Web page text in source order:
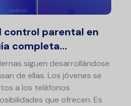
control parental en
completa...
siguen desarrollándose
de ellas. Los jóvenes se
a los teléfonos
que ofrecen. Es